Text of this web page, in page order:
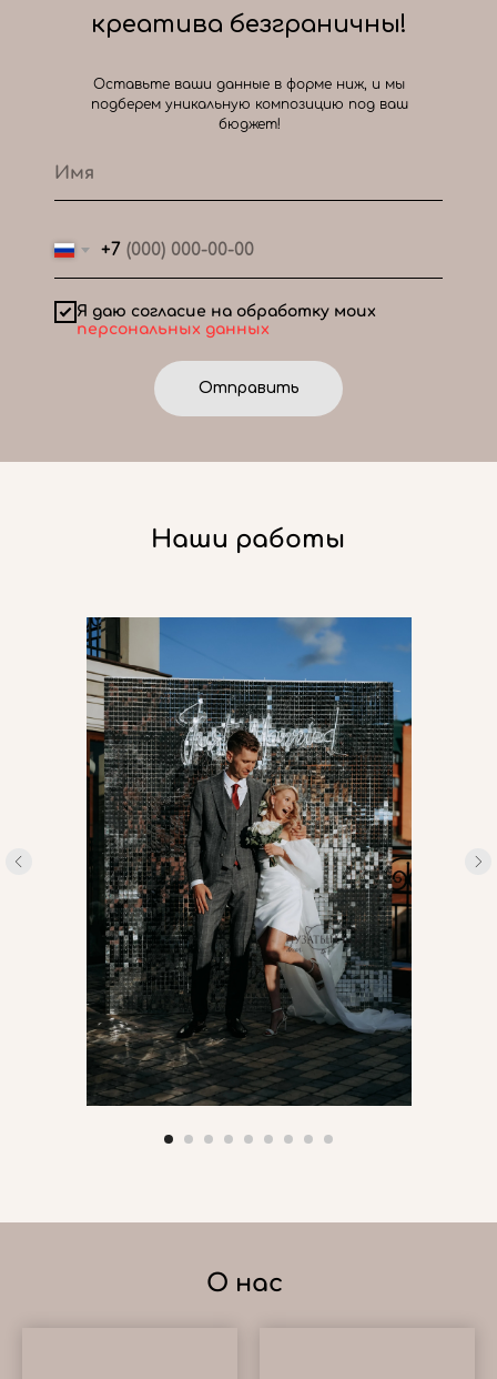
+7
Я даю согласие на обработку моих
персональных данных
Отправить
креатива безграничны!
Оставьте ваши данные в форме ниж, и мы
подберем уникальную композицию под ваш
бюджет!
Наши работы
О нас